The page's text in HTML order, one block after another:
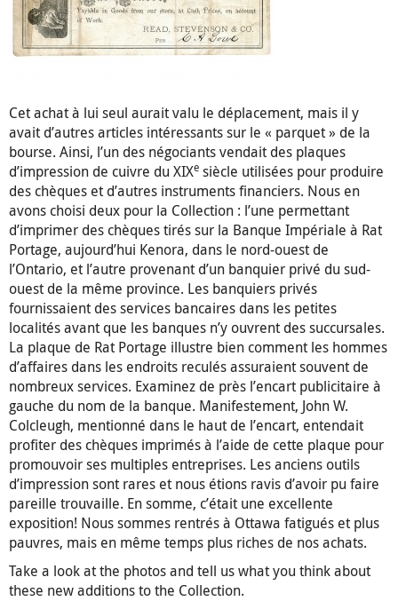
Cet achat à lui seul aurait valu le déplacement, mais il y
avait d’autres articles intéressants sur le « parquet » de la
bourse. Ainsi, l’un des négociants vendait des plaques
d’impression de cuivre du XIXe siècle utilisées pour produire
des chèques et d’autres instruments financiers. Nous en
avons choisi deux pour la Collection : l’une permettant
d’imprimer des chèques tirés sur la Banque Impériale à Rat
Portage, aujourd’hui Kenora, dans le nord-ouest de
l’Ontario, et l’autre provenant d’un banquier privé du sud-
ouest de la même province. Les banquiers privés
fournissaient des services bancaires dans les petites
localités avant que les banques n’y ouvrent des succursales.
La plaque de Rat Portage illustre bien comment les hommes
d’affaires dans les endroits reculés assuraient souvent de
nombreux services. Examinez de près l’encart publicitaire à
gauche du nom de la banque. Manifestement, John W.
Colcleugh, mentionné dans le haut de l’encart, entendait
profiter des chèques imprimés à l’aide de cette plaque pour
promouvoir ses multiples entreprises. Les anciens outils
d’impression sont rares et nous étions ravis d’avoir pu faire
pareille trouvaille. En somme, c’était une excellente
exposition! Nous sommes rentrés à Ottawa fatigués et plus
pauvres, mais en même temps plus riches de nos achats.
Take a look at the photos and tell us what you think about
these new additions to the Collection.